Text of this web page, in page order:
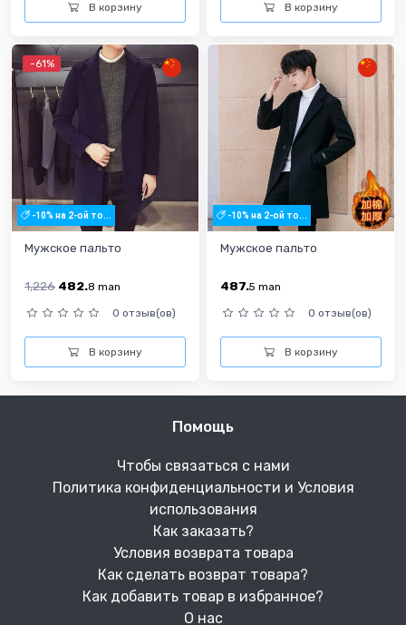
В корзину В корзину
-61%
-10% на 2-ой то...
Мужское пальто
1,226 482.8 man
0 отзыв(ов)
В корзину
-10% на 2-ой то...
Мужское пальто
487.5 man
0 отзыв(ов)
В корзину
Помощь
Чтобы связаться с нами
Политика конфиденциальности и Условия
использования
Как заказать?
Условия возврата товара
Как сделать возврат товара?
Как добавить товар в избранное?
О нас